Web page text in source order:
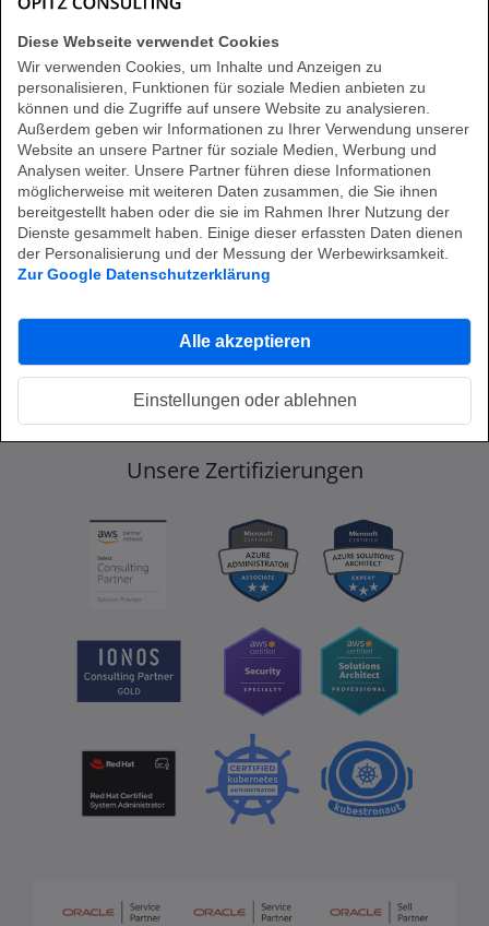
Diese Webseite verwendet Cookies
Wir verwenden Cookies, um Inhalte und Anzeigen zu
personalisieren, Funktionen für soziale Medien anbieten zu
können und die Zugriffe auf unsere Website zu analysieren.
Außerdem geben wir Informationen zu Ihrer Verwendung unserer
Website an unsere Partner für soziale Medien, Werbung und
Analysen weiter. Unsere Partner führen diese Informationen
möglicherweise mit weiteren Daten zusammen, die Sie ihnen
bereitgestellt haben oder die sie im Rahmen Ihrer Nutzung der
Dienste gesammelt haben. Einige dieser erfassten Daten dienen
der Personalisierung und der Messung der Werbewirksamkeit.
Zur Google Datenschutzerklärung
Alle akzeptieren
Einstellungen oder ablehnen
Beratung, Produkte und Betreuung aus einer
Hand
Lizenzvertrieb
Unsere Zertifizierungen